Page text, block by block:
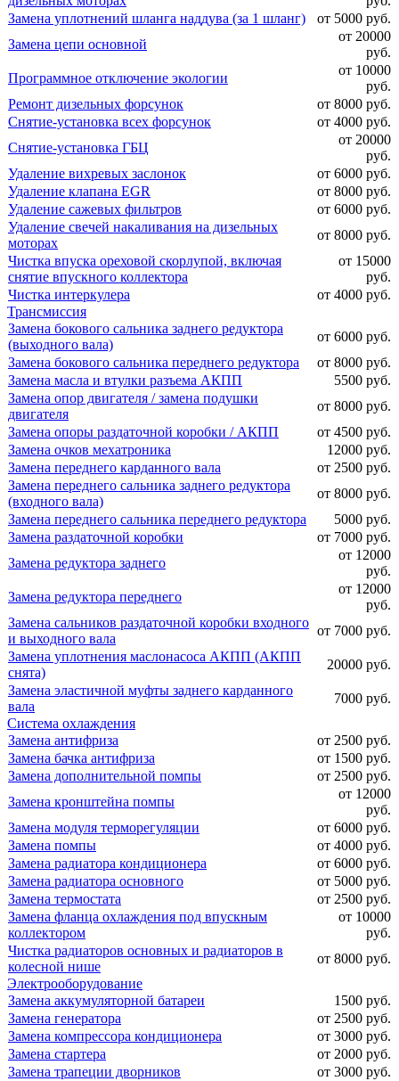
Замена уплотнений шланга наддува (за 1 шланг)
от 5000 руб.
Замена цепи основной
от 20000
руб.
Программное отключение экологии
от 10000
руб.
Ремонт дизельных форсунок
от 8000 руб.
Снятие-установка всех форсунок
от 4000 руб.
Снятие-установка ГБЦ
от 20000
руб.
Удаление вихревых заслонок
от 6000 руб.
Удаление клапана EGR
от 8000 руб.
Удаление сажевых фильтров
от 6000 руб.
Удаление свечей накаливания на дизельных
моторах
от 8000 руб.
Чистка впуска ореховой скорлупой, включая
снятие впускного коллектора
от 15000
руб.
Чистка интеркулера
от 4000 руб.
Трансмиссия
Замена бокового сальника заднего редуктора
(выходного вала)
от 6000 руб.
Замена бокового сальника переднего редуктора
от 8000 руб.
Замена масла и втулки разъема АКПП
5500 руб.
Замена опор двигателя / замена подушки
двигателя
от 8000 руб.
Замена опоры раздаточной коробки / АКПП
от 4500 руб.
Замена очков мехатроника
12000 руб.
Замена переднего карданного вала
от 2500 руб.
Замена переднего сальника заднего редуктора
(входного вала)
от 8000 руб.
Замена переднего сальника переднего редуктора
5000 руб.
Замена раздаточной коробки
от 7000 руб.
Замена редуктора заднего
от 12000
руб.
Замена редуктора переднего
от 12000
руб.
Замена сальников раздаточной коробки входного
и выходного вала
от 7000 руб.
Замена уплотнения маслонасоса АКПП (АКПП
снята)
20000 руб.
Замена эластичной муфты заднего карданного
вала
7000 руб.
Система охлаждения
Замена антифриза
от 2500 руб.
Замена бачка антифриза
от 1500 руб.
Замена дополнительной помпы
от 2500 руб.
Замена кронштейна помпы
от 12000
руб.
Замена модуля терморегуляции
от 6000 руб.
Замена помпы
от 4000 руб.
Замена радиатора кондиционера
от 6000 руб.
Замена радиатора основного
от 5000 руб.
Замена термостата
от 2500 руб.
Замена фланца охлаждения под впускным
коллектором
от 10000
руб.
Чистка радиаторов основных и радиаторов в
колесной нише
от 8000 руб.
Электрооборудование
Замена аккумуляторной батареи
1500 руб.
Замена генератора
от 2500 руб.
Замена компрессора кондиционера
от 3000 руб.
Замена стартера
от 2000 руб.
Замена трапеции дворников
от 3000 руб.